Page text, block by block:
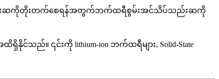
ည်းဆကိုတိုးတက်စေရန်အတွက်ဘက်ထရီစွမ်းအင်သိပ်သည်းဆကို
င်သည်။ ၎င်းကို lithium-ion ဘက်ထရီများ, Solid-State